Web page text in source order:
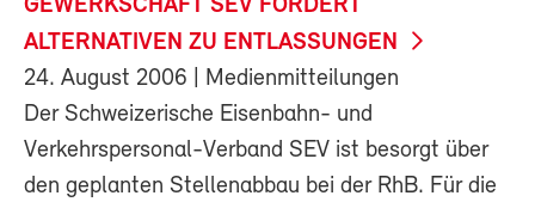
GEWERKSCHAFT SEV FORDERT
ALTERNATIVEN ZU ENTLASSUNGEN
24. August 2006 | Medienmitteilungen
Der Schweizerische Eisenbahn- und
Verkehrspersonal-Verband SEV ist besorgt über
den geplanten Stellenabbau bei der RhB. Für die